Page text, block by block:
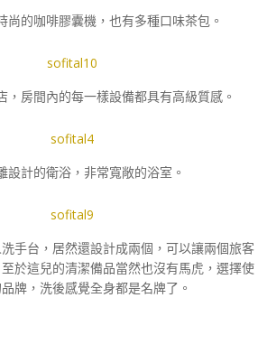
尚的咖啡膠囊機，也有多種口味茶包。
，房間內的每一樣設備都具有高級質感。
設計的衛浴，非常寬敞的浴室。
手台，居然還設計成兩個，可以讓兩個旅客
於這兒的清潔備品當然也沒有馬虎，選擇使
牌，洗後感覺全身都是名牌了。